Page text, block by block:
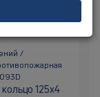
/
125х4